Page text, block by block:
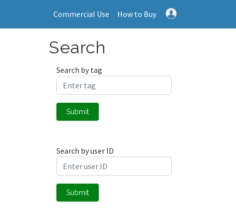
Commercial Use How to Buy
Search
Search by tag
Submit
Search by user ID
Submit